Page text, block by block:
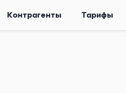
Контрагенты Тарифы